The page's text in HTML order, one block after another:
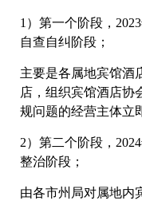
1）第一个阶段，
自查自纠阶段；
主要是各属地宾馆酒
店，组织宾馆酒店协
规问题的经营主体立
2）第二个阶段，
整治阶段；
由各市州局对属地内